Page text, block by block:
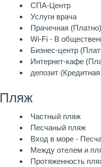
СПА-Центр
Услуги врача
Прачечная (Платно)
Wi-Fi - В
Бизнес-центр
Интернет-кафе
депозит
Пляж
Частный пляж
Песчаный пляж
Вход в море -
Между отелем и
Протяженность